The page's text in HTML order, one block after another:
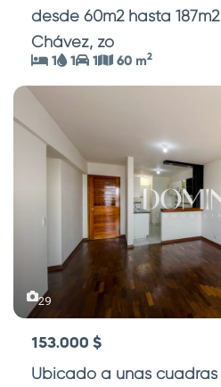
desde 60m2 hasta
Chávez, zo
1 1 1 60 m2
29
153.000 $
Ubicado a unas cuadras